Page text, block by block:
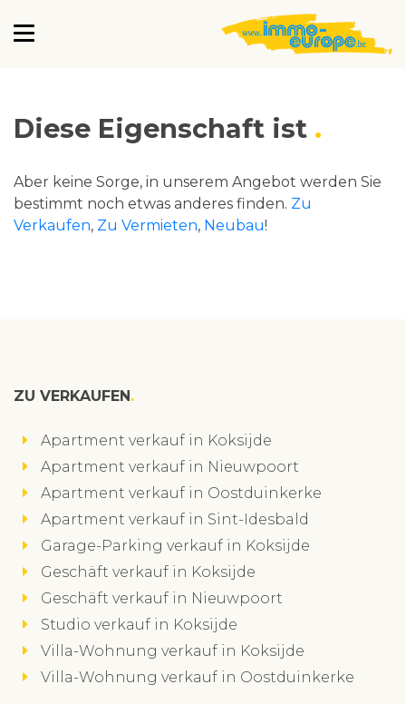
Diese Eigenschaft ist
Aber keine Sorge, in unserem Angebot werden Sie
bestimmt noch etwas anderes finden. Zu
Verkaufen, Zu Vermieten, Neubau!
ZU VERKAUFEN
Apartment verkauf in Koksijde
Apartment verkauf in Nieuwpoort
Apartment verkauf in Oostduinkerke
Apartment verkauf in Sint-Idesbald
Garage-Parking verkauf in Koksijde
Geschäft verkauf in Koksijde
Geschäft verkauf in Nieuwpoort
Studio verkauf in Koksijde
Villa-Wohnung verkauf in Koksijde
Villa-Wohnung verkauf in Oostduinkerke